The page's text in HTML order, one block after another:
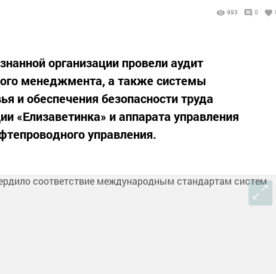
993 0
организации провели аудит
менеджмента, а также системы
и обеспечения безопасности труда
«Елизаветинка» и аппарата управления
управления.